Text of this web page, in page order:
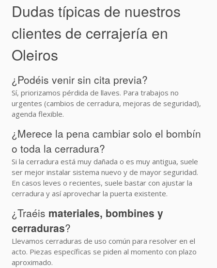
Dudas típicas de nuestros
clientes de cerrajería en
Oleiros
¿Podéis venir sin cita previa?
Sí, priorizamos pérdida de llaves. Para trabajos no
urgentes (cambios de cerradura, mejoras de seguridad),
agenda flexible.
¿Merece la pena cambiar solo el bombín
o toda la cerradura?
Si la cerradura está muy dañada o es muy antigua, suele
ser mejor instalar sistema nuevo y de mayor seguridad.
En casos leves o recientes, suele bastar con ajustar la
cerradura y así aprovechar la puerta existente.
¿Traéis materiales, bombines y
cerraduras?
Llevamos cerraduras de uso común para resolver en el
acto. Piezas específicas se piden al momento con plazo
aproximado.